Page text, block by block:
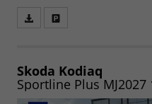
speichern/drucken
Skoda Kodiaq
Sportline Plus MJ2027